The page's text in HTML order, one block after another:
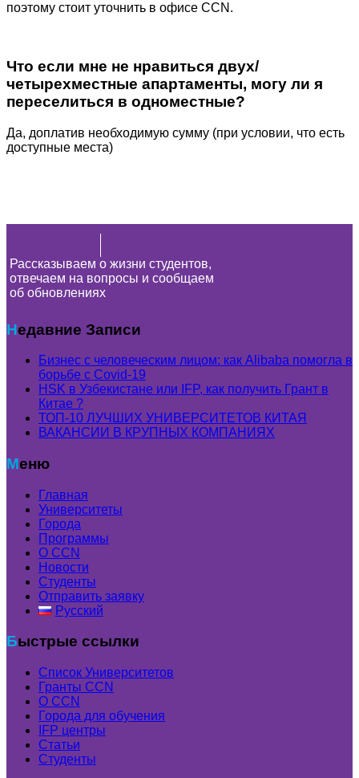
поэтому стоит уточнить в офисе CCN.
Что если мне не нравиться двух/
четырехместные апартаменты, могу ли я
переселиться в одноместные?
Да, доплатив необходимую сумму (при условии, что есть
доступные места)
Рассказываем о жизни студентов,
отвечаем на вопросы и сообщаем
об обновлениях
Недавние Записи
Бизнес с человеческим лицом: как Alibaba помогла в
борьбе с Covid-19
HSK в Узбекистане или IFP, как получить Грант в
Китае ?
ТОП-10 ЛУЧШИХ УНИВЕРСИТЕТОВ КИТАЯ
ВАКАНСИИ В КРУПНЫХ КОМПАНИЯХ
Меню
Главная
Университеты
Города
Программы
О CCN
Новости
Студенты
Отправить заявку
Русский
Быстрые ссылки
Список Университетов
Гранты ССN
О ССN
Города для обучения
IFP центры
Статьи
Студенты